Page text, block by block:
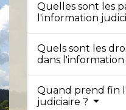
Quelles sont les
l'information
Quels sont les
dans l'information
Quand prend fin
judiciaire ?